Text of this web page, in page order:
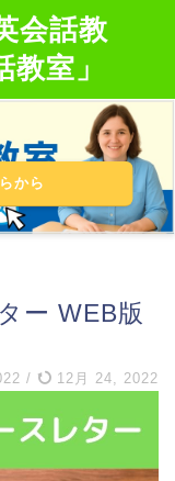
会話教
室」
から
ー WEB版
/ 12月 24, 2022